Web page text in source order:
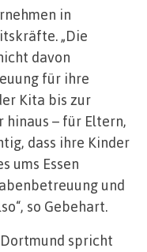
in
„Die
davon
für ihre
Kita bis zur
hinaus – für Eltern,
dass ihre Kinder
ums Essen
und
so Gebehart.
spricht